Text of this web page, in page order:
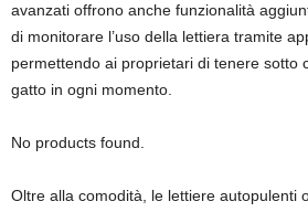
avanzati offrono anche funzionalità
di monitorare l’uso della lettiera tramite
permettendo ai proprietari di tenere sotto
gatto in ogni momento.
No products found.
Oltre alla comodità, le lettiere autopulenti